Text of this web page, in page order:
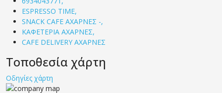
ESPRESSO TIME,
SNACK CAFE ΑΧΑΡΝΕΣ -,
ΚΑΦΕΤΕΡΙΑ ΑΧΑΡΝΕΣ,
CAFE DELIVERY ΑΧΑΡΝΕΣ
Τοποθεσία χάρτη
Οδηγίες χάρτη